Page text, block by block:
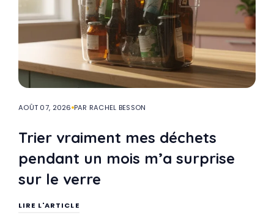
AOÛT 07, 2026 PAR RACHEL BESSON
Trier vraiment mes déchets
pendant un mois m’a surprise
sur le verre
LIRE L'ARTICLE